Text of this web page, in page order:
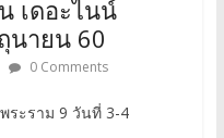
เดอะไนน์
นายน 60
0 Comments
ระราม 9 วันที่ 3-4